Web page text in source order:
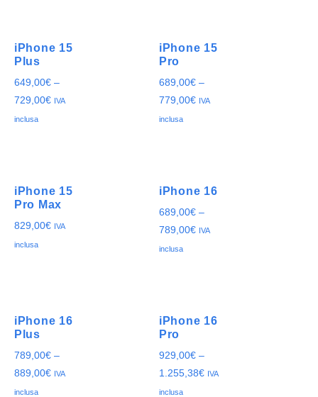
iPhone 15
Plus
649,00€ –
729,00€ IVA
inclusa
iPhone 15
Pro
689,00€ –
779,00€ IVA
inclusa
iPhone 15
Pro Max
829,00€ IVA
inclusa
iPhone 16
689,00€ –
789,00€ IVA
inclusa
iPhone 16
Plus
789,00€ –
889,00€ IVA
inclusa
iPhone 16
Pro
929,00€ –
1.255,38€ IVA
inclusa